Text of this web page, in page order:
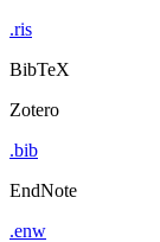
.ris
BibTeX
Zotero
.bib
EndNote
.enw